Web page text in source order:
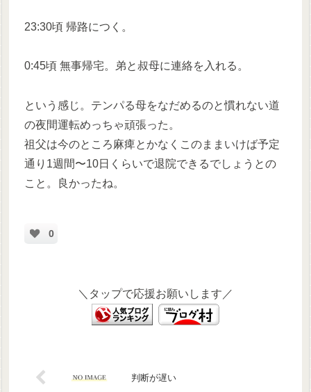
23:30頃 帰路につく。
0:45頃 無事帰宅。弟と叔母に連絡を入れる。
という感じ。テンパる母をなだめるのと慣れない道
の夜間運転めっちゃ頑張った。
祖父は今のところ麻痺とかなくこのままいけば予定
通り1週間〜10日くらいで退院できるでしょうとの
こと。良かったね。
0
＼タップで応援お願いします／
判断が遅い